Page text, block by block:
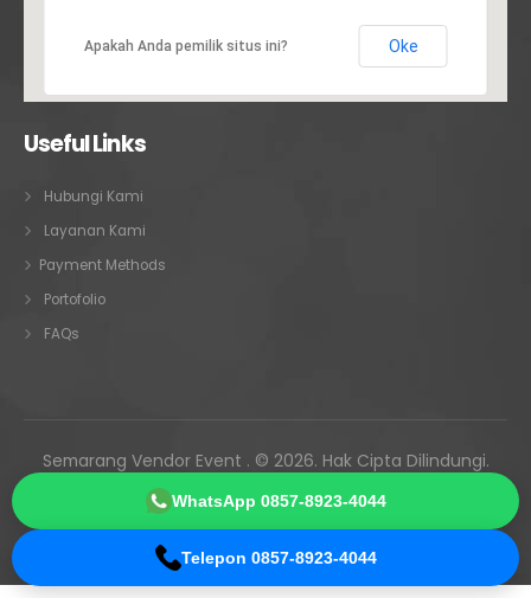
Apakah Anda pemilik situs ini? Oke
Useful Links
Hubungi Kami
Layanan Kami
Payment Methods
Portofolio
FAQs
Semarang Vendor Event . © 2026. Hak Cipta Dilindungi.
Melayani Semarang • Ungaran • Kendal • Demak • Jepara •
Kudus • Pati • seluruh Jawa Tengah
WhatsApp 0857-8923-4044
Telepon 0857-8923-4044